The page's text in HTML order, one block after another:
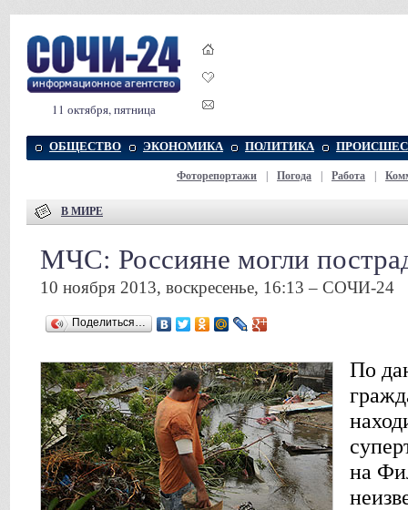
11 октября, пятница
ОБЩЕСТВО ЭКОНОМИКА ПОЛИТИКА
Фоторепортажи Погода Работа
В МИРЕ
МЧС: Россияне могли
10 ноября 2013, воскресенье, 16:13 – СОЧИ-24
Поделиться…
По
на